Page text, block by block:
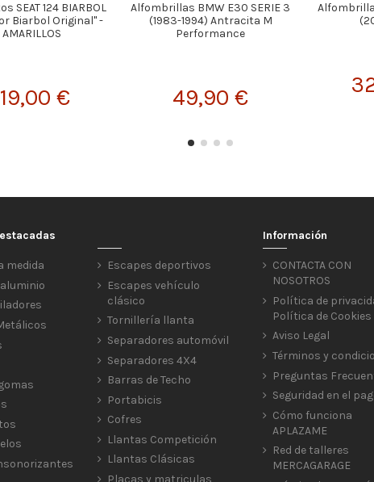
SEAT 124 BIARBOL
Biarbol Original" -
AMARILLOS
€
Alfombrillas BMW E30 SERIE 3
(1983-1994) Antracita M
Performance
49,90 €
medida
Escapes deportivos
Escapes vehículo
clásico
Tornillería llanta
Separadores automóvil
Separadores 4X4
Barras de Techo
Portabicis
Cofres
Llantas Competición
Llantas Clásicas
Placas y matriculas
Información
CONTACTA CON
NOSOTROS
Política de
Política de Cookies
Aviso Legal
Términos y
Preguntas
Seguridad en el
Cómo funciona
APLAZAME
Red de talleres
MERCAGARAGE